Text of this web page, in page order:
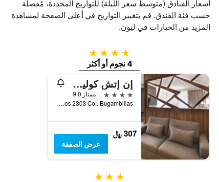
أسعار الفنادق (متوسط سعر الليلة) للتواريخ المحددة، مُفصلة
حسب فئة الفندق. قم بتغيير التواريخ في أعلى الصفحة لمشاهدة
المزيد من الخيارات في ليون.
4 نجوم
4 نجوم أو أكثر
إن إتش كوليكشن ليون إكسبو
4 نجوم
ممتاز 9.0
Boulevard Lopez Mateos 2303 Col. Bugambilias, ليون, ولاية غواناخواتو, المكسيك
307 ﷼
عرض الصفقة
3 نجوم